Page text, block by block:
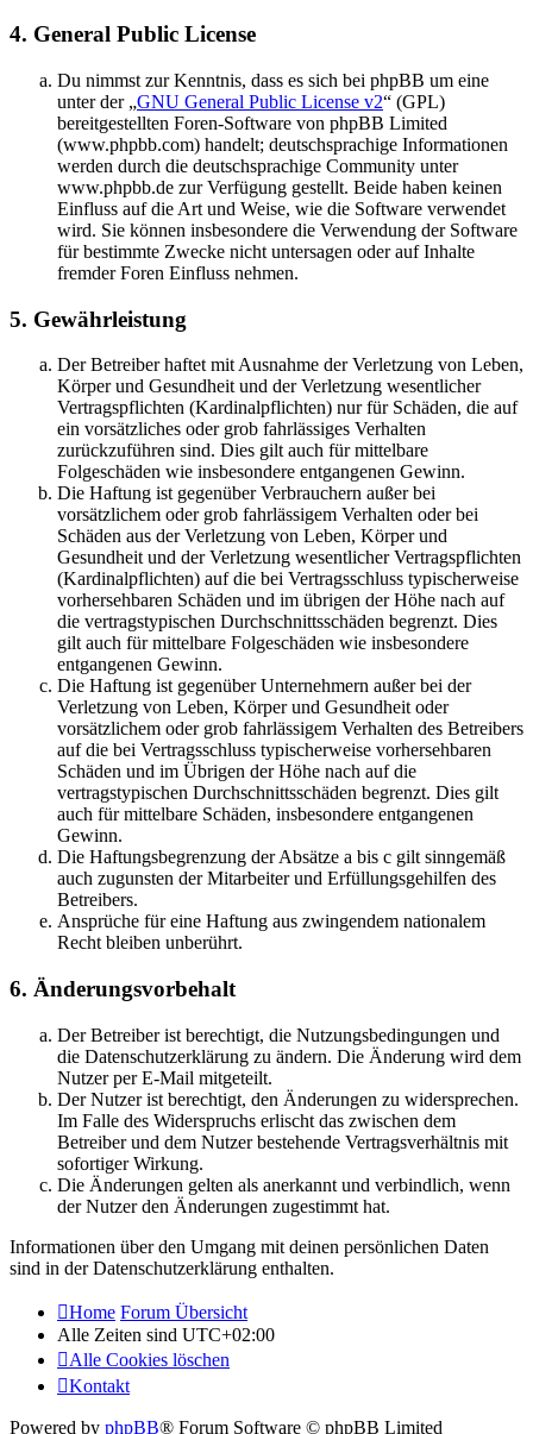
4. General Public License
Du nimmst zur Kenntnis, dass es sich bei phpBB um eine
unter der „GNU General Public License v2“ (GPL)
bereitgestellten Foren-Software von phpBB Limited
(www.phpbb.com) handelt; deutschsprachige Informationen
werden durch die deutschsprachige Community unter
www.phpbb.de zur Verfügung gestellt. Beide haben keinen
Einfluss auf die Art und Weise, wie die Software verwendet
wird. Sie können insbesondere die Verwendung der Software
für bestimmte Zwecke nicht untersagen oder auf Inhalte
fremder Foren Einfluss nehmen.
5. Gewährleistung
Der Betreiber haftet mit Ausnahme der Verletzung von Leben,
Körper und Gesundheit und der Verletzung wesentlicher
Vertragspflichten (Kardinalpflichten) nur für Schäden, die auf
ein vorsätzliches oder grob fahrlässiges Verhalten
zurückzuführen sind. Dies gilt auch für mittelbare
Folgeschäden wie insbesondere entgangenen Gewinn.
Die Haftung ist gegenüber Verbrauchern außer bei
vorsätzlichem oder grob fahrlässigem Verhalten oder bei
Schäden aus der Verletzung von Leben, Körper und
Gesundheit und der Verletzung wesentlicher Vertragspflichten
(Kardinalpflichten) auf die bei Vertragsschluss typischerweise
vorhersehbaren Schäden und im übrigen der Höhe nach auf
die vertragstypischen Durchschnittsschäden begrenzt. Dies
gilt auch für mittelbare Folgeschäden wie insbesondere
entgangenen Gewinn.
Die Haftung ist gegenüber Unternehmern außer bei der
Verletzung von Leben, Körper und Gesundheit oder
vorsätzlichem oder grob fahrlässigem Verhalten des Betreibers
auf die bei Vertragsschluss typischerweise vorhersehbaren
Schäden und im Übrigen der Höhe nach auf die
vertragstypischen Durchschnittsschäden begrenzt. Dies gilt
auch für mittelbare Schäden, insbesondere entgangenen
Gewinn.
Die Haftungsbegrenzung der Absätze a bis c gilt sinngemäß
auch zugunsten der Mitarbeiter und Erfüllungsgehilfen des
Betreibers.
Ansprüche für eine Haftung aus zwingendem nationalem
Recht bleiben unberührt.
6. Änderungsvorbehalt
Der Betreiber ist berechtigt, die Nutzungsbedingungen und
die Datenschutzerklärung zu ändern. Die Änderung wird dem
Nutzer per E-Mail mitgeteilt.
Der Nutzer ist berechtigt, den Änderungen zu widersprechen.
Im Falle des Widerspruchs erlischt das zwischen dem
Betreiber und dem Nutzer bestehende Vertragsverhältnis mit
sofortiger Wirkung.
Die Änderungen gelten als anerkannt und verbindlich, wenn
der Nutzer den Änderungen zugestimmt hat.
Informationen über den Umgang mit deinen persönlichen Daten
sind in der Datenschutzerklärung enthalten.
Home Forum Übersicht
Alle Zeiten sind UTC+02:00
Alle Cookies löschen
Kontakt
Powered by phpBB® Forum Software © phpBB Limited